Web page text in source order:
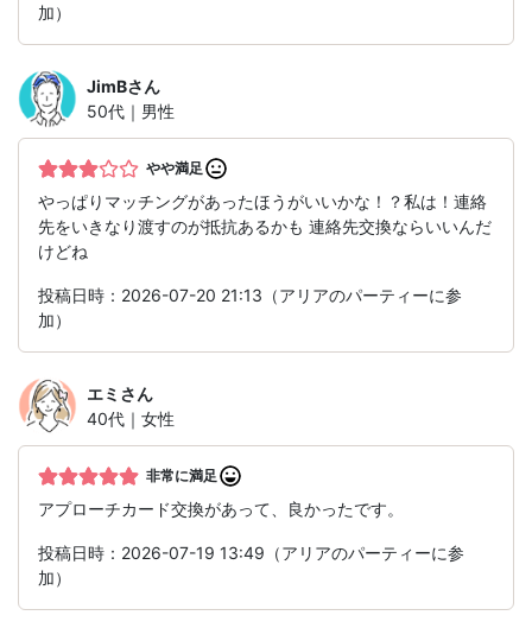
加）
JimBさん
50代｜男性
やや満足
やっぱりマッチングがあったほうがいいかな！？私は！連絡
先をいきなり渡すのが抵抗あるかも 連絡先交換ならいいんだ
けどね
投稿日時：2026-07-20 21:13（アリアのパーティーに参
加）
エミ さん
40代｜女性
非常に満足
アプローチカード交換があって、良かったです。
投稿日時：2026-07-19 13:49（アリアのパーティーに参
加）